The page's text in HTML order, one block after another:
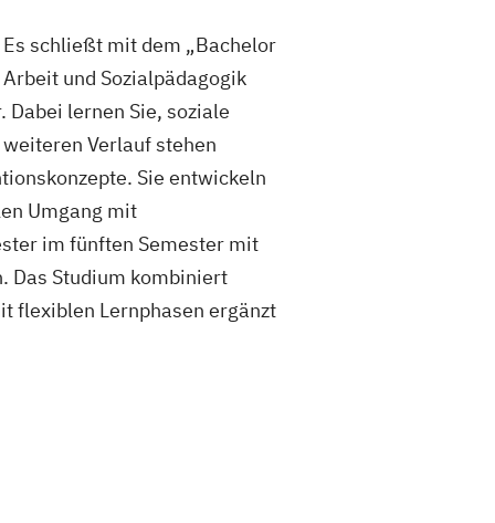
schließt mit dem „Bachelor
und Sozialpädagogik
lernen Sie, soziale
Verlauf stehen
Sie entwickeln
Umgang mit
im fünften Semester mit
Das Studium kombiniert
flexiblen Lernphasen ergänzt